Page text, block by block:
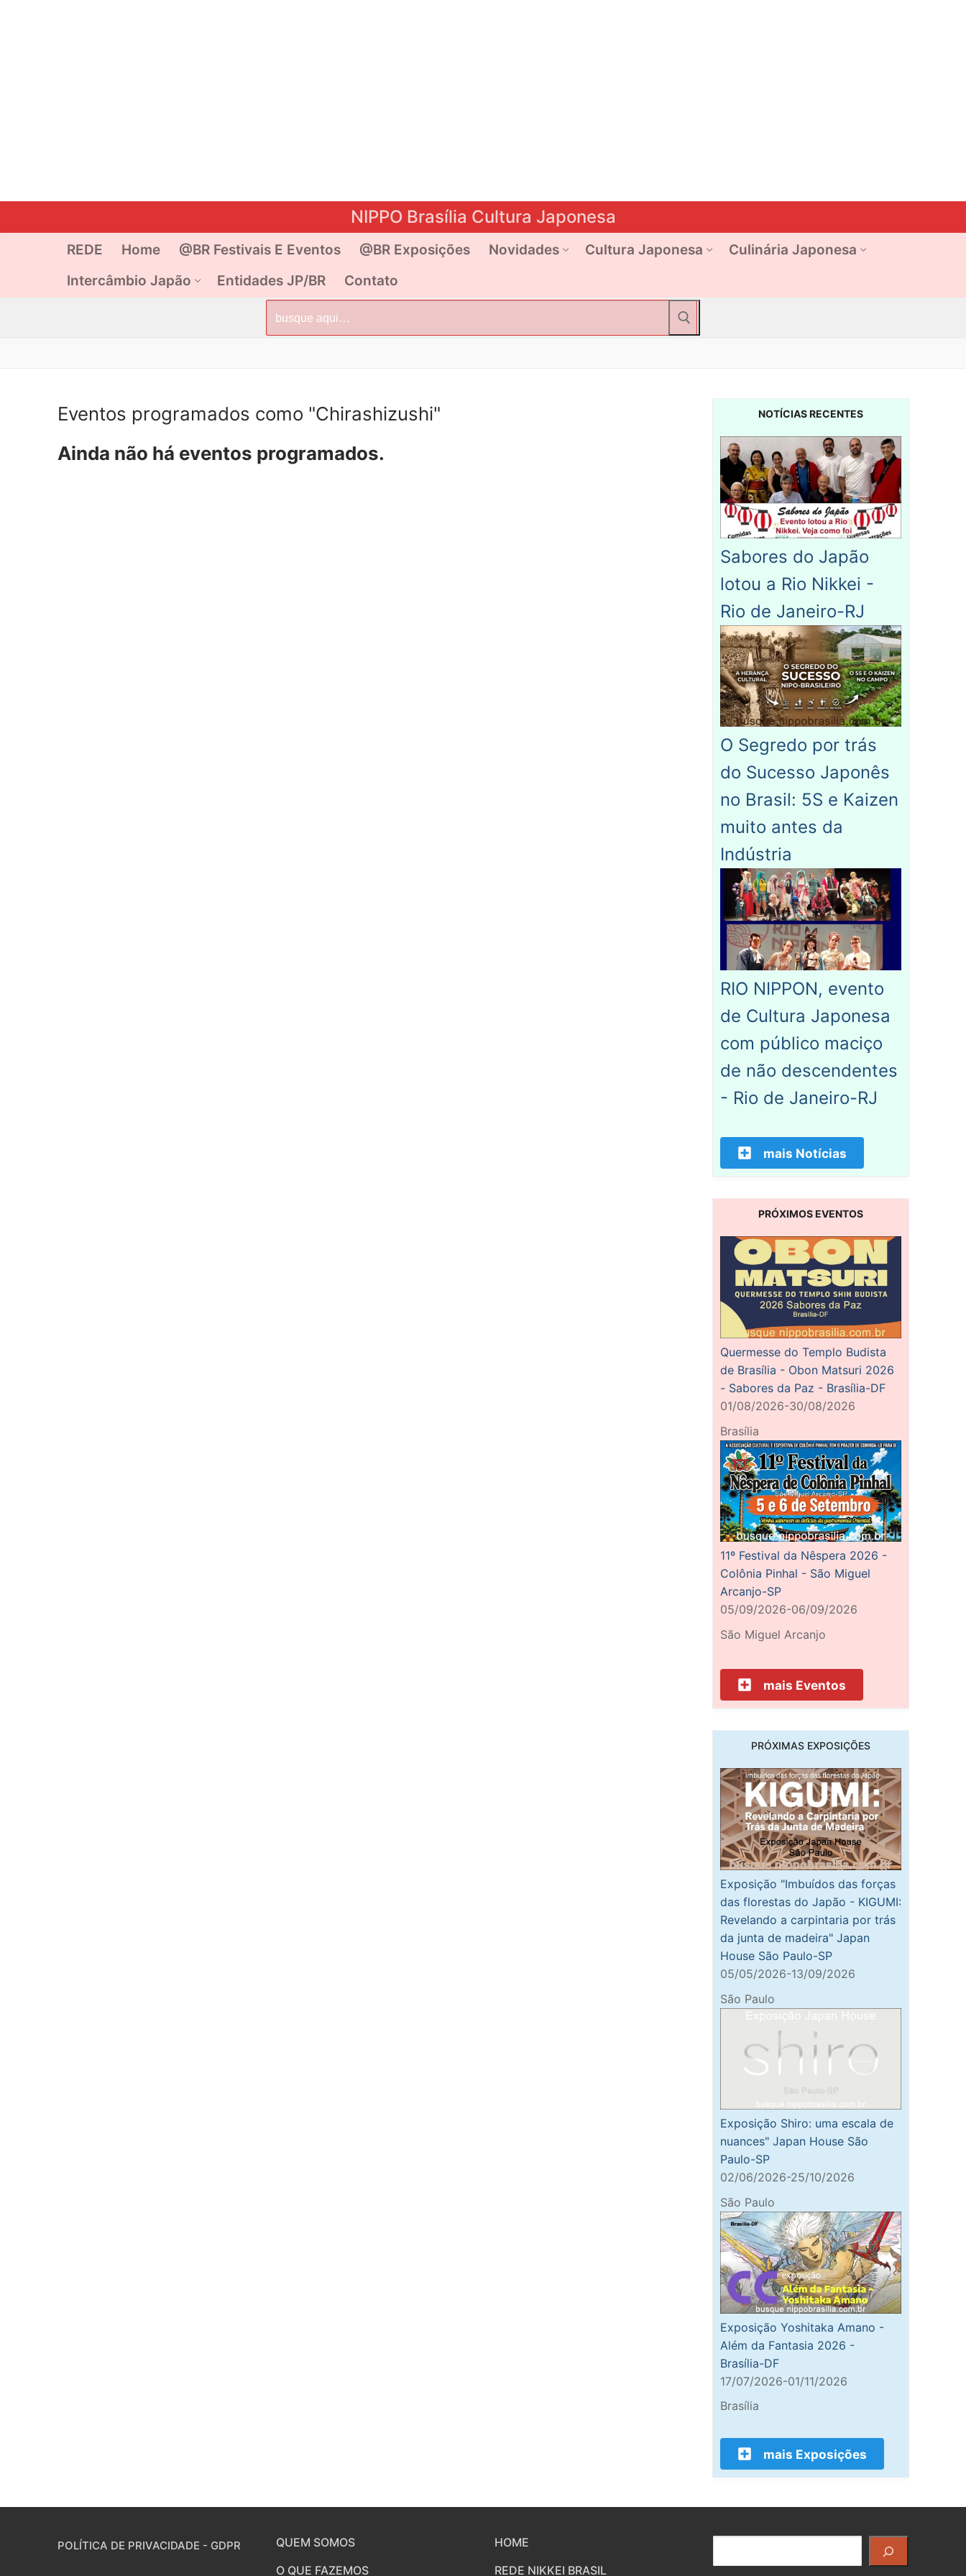
NIPPO Brasília Cultura Japonesa
REDE Home @BR Festivais E Eventos @BR Exposições Novidades Cultura Japonesa
Culinária Japonesa
Intercâmbio Japão
Entidades JP/BR Contato
por:
Eventos programados como "Chirashizushi"
Ainda não há eventos programados.
NOTÍCIAS RECENTES
Sabores do Japão
lotou a Rio Nikkei -
Rio de Janeiro-RJ
O Segredo por trás
do Sucesso Japonês
no Brasil: 5S e Kaizen
muito antes da
Indústria
RIO NIPPON, evento
de Cultura Japonesa
com público maciço
de não descendentes
- Rio de Janeiro-RJ
mais Notícias
PRÓXIMOS EVENTOS
Quermesse do Templo Budista
de Brasília - Obon Matsuri 2026
- Sabores da Paz - Brasília-DF
01/08/2026-30/08/2026
Brasília
11º Festival da Nêspera 2026 -
Colônia Pinhal - São Miguel
Arcanjo-SP
05/09/2026-06/09/2026
São Miguel Arcanjo
mais Eventos
PRÓXIMAS EXPOSIÇÕES
Exposição "Imbuídos das forças
das florestas do Japão - KIGUMI:
Revelando a carpintaria por trás
da junta de madeira" Japan
House São Paulo-SP
05/05/2026-13/09/2026
São Paulo
Exposição Shiro: uma escala de
nuances" Japan House São
Paulo-SP
02/06/2026-25/10/2026
São Paulo
Exposição Yoshitaka Amano -
Além da Fantasia 2026 -
Brasília-DF
17/07/2026-01/11/2026
Brasília
mais Exposições
POLÍTICA DE PRIVACIDADE - GDPR
QUEM SOMOS
O QUE FAZEMOS
HOME
REDE NIKKEI BRASIL